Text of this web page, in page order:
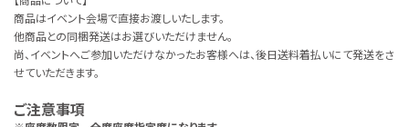
商品はイベント会場で直接お渡しいたします。
他商品との同梱発送はお選びいただけません。
尚、イベントへご参加いただけなかったお客様へは、後日送料着払いにて発送をさ
せていただきます。
ご注意事項